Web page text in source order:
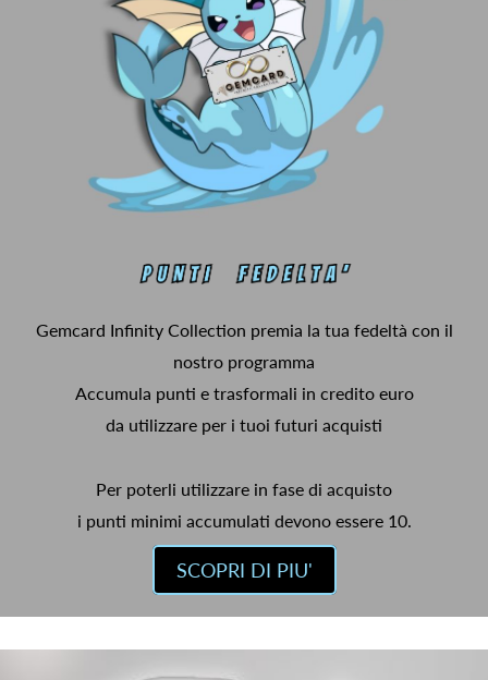
Gemcard Infinity Collection premia la tua fedeltà con il
nostro programma
Accumula punti e trasformali in credito euro
da utilizzare per i tuoi futuri acquisti
Per poterli utilizzare in fase di acquisto
i punti minimi accumulati devono essere 10.
SCOPRI DI PIU'